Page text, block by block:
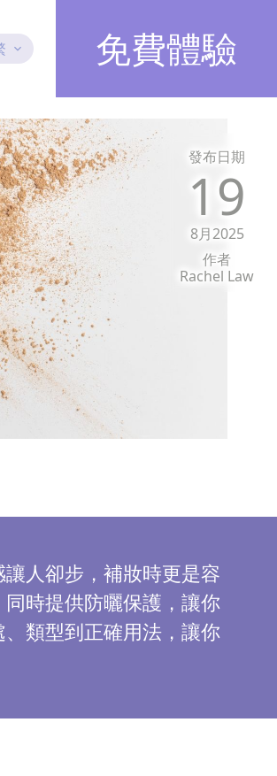
免費體驗
發布日期
19
8月2025
作者
Rachel Law
人卻步，補妝時更是容
時提供防曬保護，讓你
類型到正確用法，讓你